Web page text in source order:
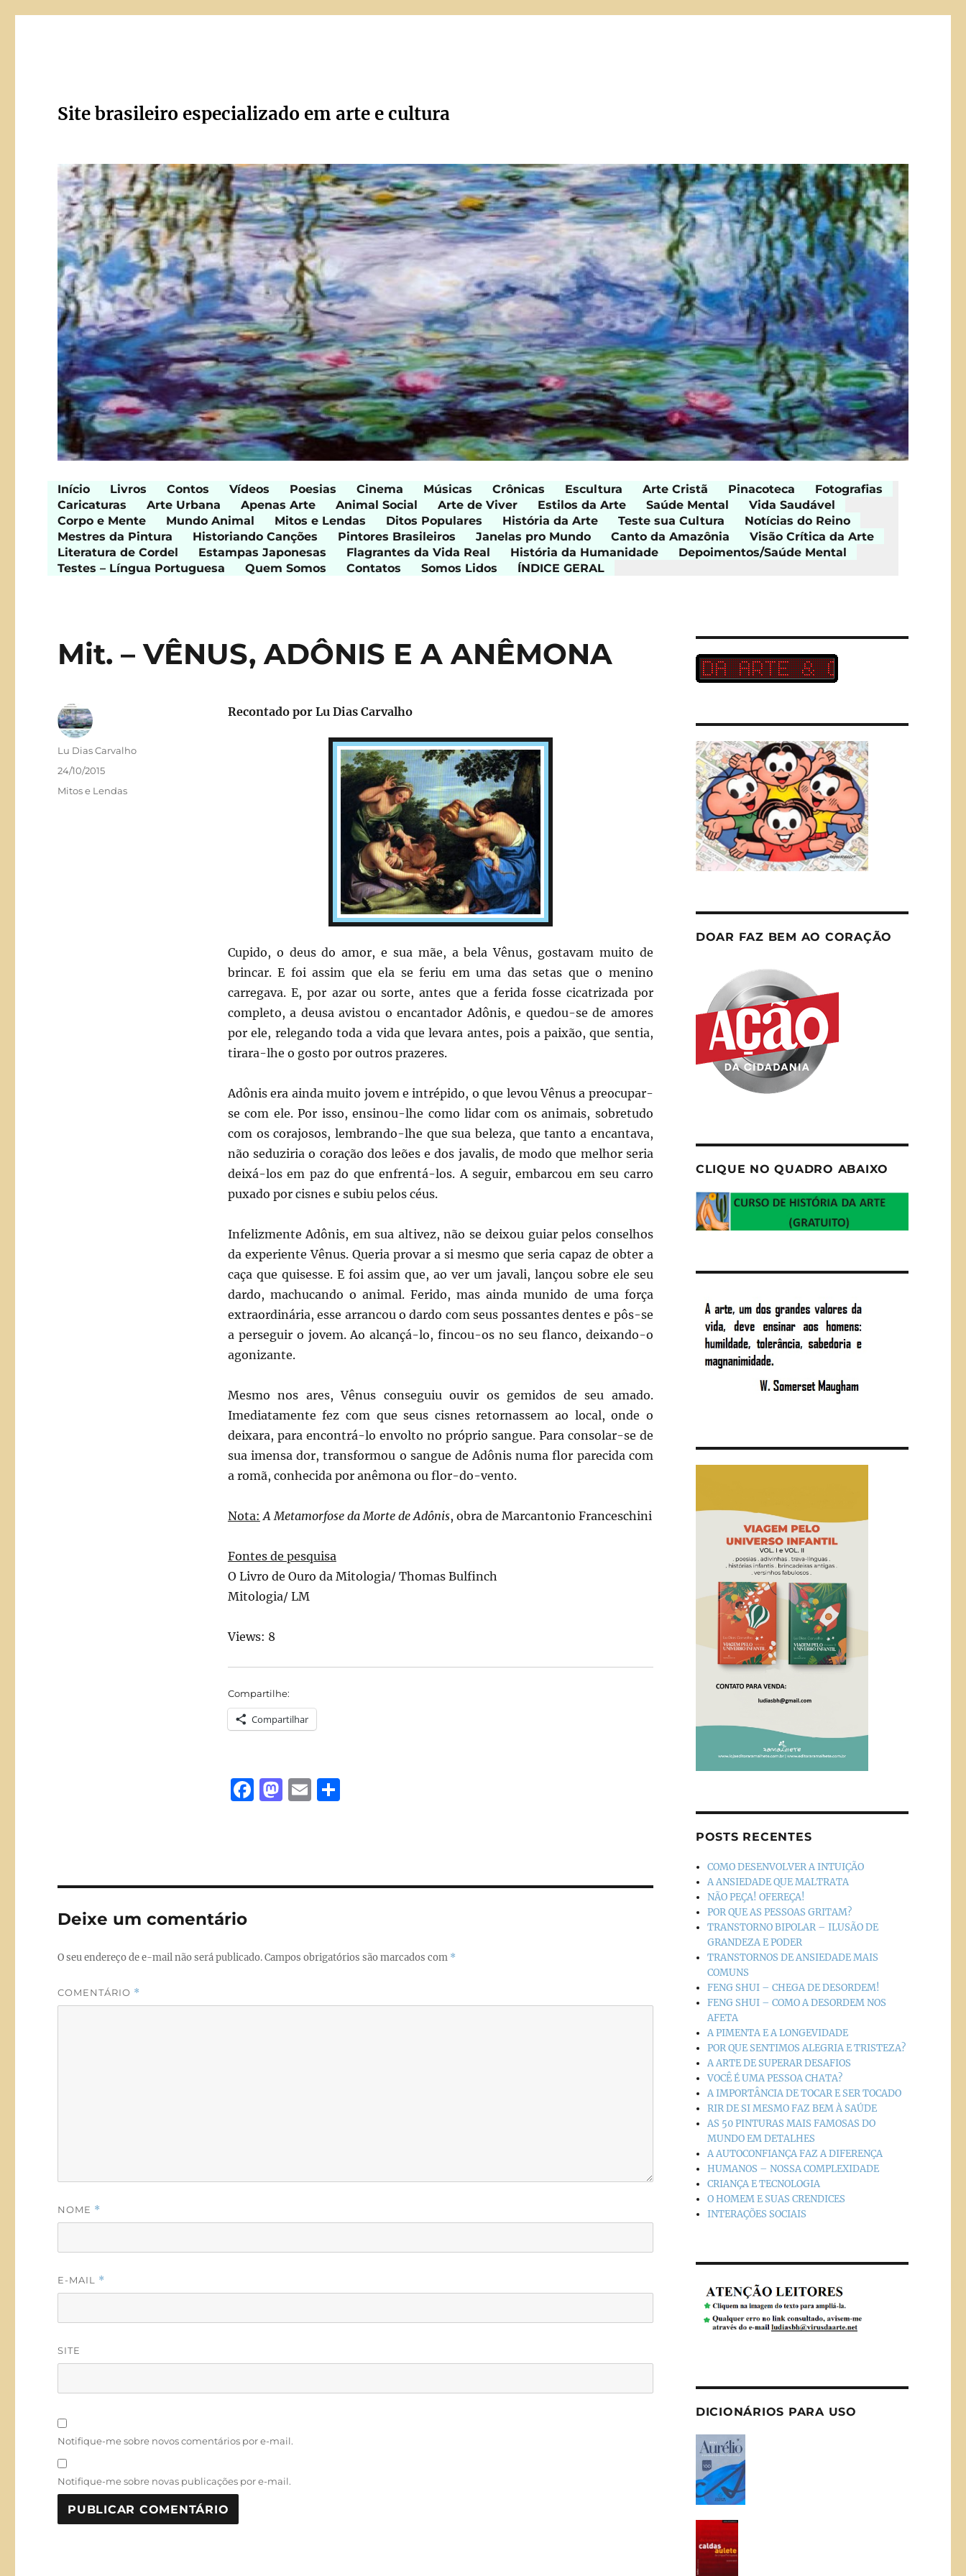
Site brasileiro especializado em arte e cultura
Início Livros Contos Vídeos Poesias Cinema Músicas Crônicas Escultura Arte Cristã Pinacoteca
Fotografias
Caricaturas
Arte Urbana Apenas Arte Animal Social Arte de Viver Estilos da Arte Saúde Mental
Vida Saudável
Corpo e Mente
Mundo Animal Mitos e Lendas Ditos Populares História da Arte Teste sua Cultura
Notícias do Reino
Mestres da Pintura
Historiando Canções Pintores Brasileiros Janelas pro Mundo Canto da Amazônia
Visão Crítica da Arte
Literatura de Cordel
Estampas Japonesas Flagrantes da Vida Real História da Humanidade
Depoimentos/Saúde Mental
Testes – Língua Portuguesa
Quem Somos Contatos Somos Lidos ÍNDICE GERAL
Mit. – VÊNUS, ADÔNIS E A ANÊMONA
Recontado por Lu Dias Carvalho
Cupido, o deus do amor, e sua mãe, a bela Vênus, gostavam muito de
brincar. E foi assim que ela se feriu em uma das setas que o menino
carregava. E, por azar ou sorte, antes que a ferida fosse cicatrizada por
completo, a deusa avistou o encantador Adônis, e quedou-se de amores
por ele, relegando toda a vida que levara antes, pois a paixão, que sentia,
tirara-lhe o gosto por outros prazeres.
Adônis era ainda muito jovem e intrépido, o que levou Vênus a preocupar-
se com ele. Por isso, ensinou-lhe como lidar com os animais, sobretudo
com os corajosos, lembrando-lhe que sua beleza, que tanto a encantava,
não seduziria o coração dos leões e dos javalis, de modo que melhor seria
deixá-los em paz do que enfrentá-los. A seguir, embarcou em seu carro
puxado por cisnes e subiu pelos céus.
Infelizmente Adônis, em sua altivez, não se deixou guiar pelos conselhos
da experiente Vênus. Queria provar a si mesmo que seria capaz de obter a
caça que quisesse. E foi assim que, ao ver um javali, lançou sobre ele seu
dardo, machucando o animal. Ferido, mas ainda munido de uma força
extraordinária, esse arrancou o dardo com seus possantes dentes e pôs-se
a perseguir o jovem. Ao alcançá-lo, fincou-os no seu flanco, deixando-o
agonizante.
Mesmo nos ares, Vênus conseguiu ouvir os gemidos de seu amado.
Imediatamente fez com que seus cisnes retornassem ao local, onde o
deixara, para encontrá-lo envolto no próprio sangue. Para consolar-se de
sua imensa dor, transformou o sangue de Adônis numa flor parecida com
a romã, conhecida por anêmona ou flor-do-vento.
Nota: A Metamorfose da Morte de Adônis, obra de Marcantonio Franceschini
Fontes de pesquisa
O Livro de Ouro da Mitologia/ Thomas Bulfinch
Mitologia/ LM
Views: 8
Compartilhe:
Compartilhar
F
b
k
M
d
E S
Autor
Lu Dias Carvalho
Publicado
em
24/10/2015
Categorias
Mitos e Lendas
Deixe um comentário
O seu endereço de e-mail não será publicado.Campos obrigatórios são marcados com *
COMENTÁRIO *
NOME *
E-MAIL *
SITE
Notifique-me sobre novos comentários por e-mail.
Notifique-me sobre novas publicações por e-mail.
DOAR FAZ BEM AO CORAÇÃO
CLIQUE NO QUADRO ABAIXO
POSTS RECENTES
COMO DESENVOLVER A INTUIÇÃO
A ANSIEDADE QUE MALTRATA
NÃO PEÇA! OFEREÇA!
POR QUE AS PESSOAS GRITAM?
TRANSTORNO BIPOLAR – ILUSÃO DE
GRANDEZA E PODER
TRANSTORNOS DE ANSIEDADE MAIS
COMUNS
FENG SHUI – CHEGA DE DESORDEM!
FENG SHUI – COMO A DESORDEM NOS
AFETA
A PIMENTA E A LONGEVIDADE
POR QUE SENTIMOS ALEGRIA E TRISTEZA?
A ARTE DE SUPERAR DESAFIOS
VOCÊ É UMA PESSOA CHATA?
A IMPORTÂNCIA DE TOCAR E SER TOCADO
RIR DE SI MESMO FAZ BEM À SAÚDE
AS 50 PINTURAS MAIS FAMOSAS DO
MUNDO EM DETALHES
A AUTOCONFIANÇA FAZ A DIFERENÇA
HUMANOS – NOSSA COMPLEXIDADE
CRIANÇA E TECNOLOGIA
O HOMEM E SUAS CRENDICES
INTERAÇÕES SOCIAIS
DICIONÁRIOS PARA USO